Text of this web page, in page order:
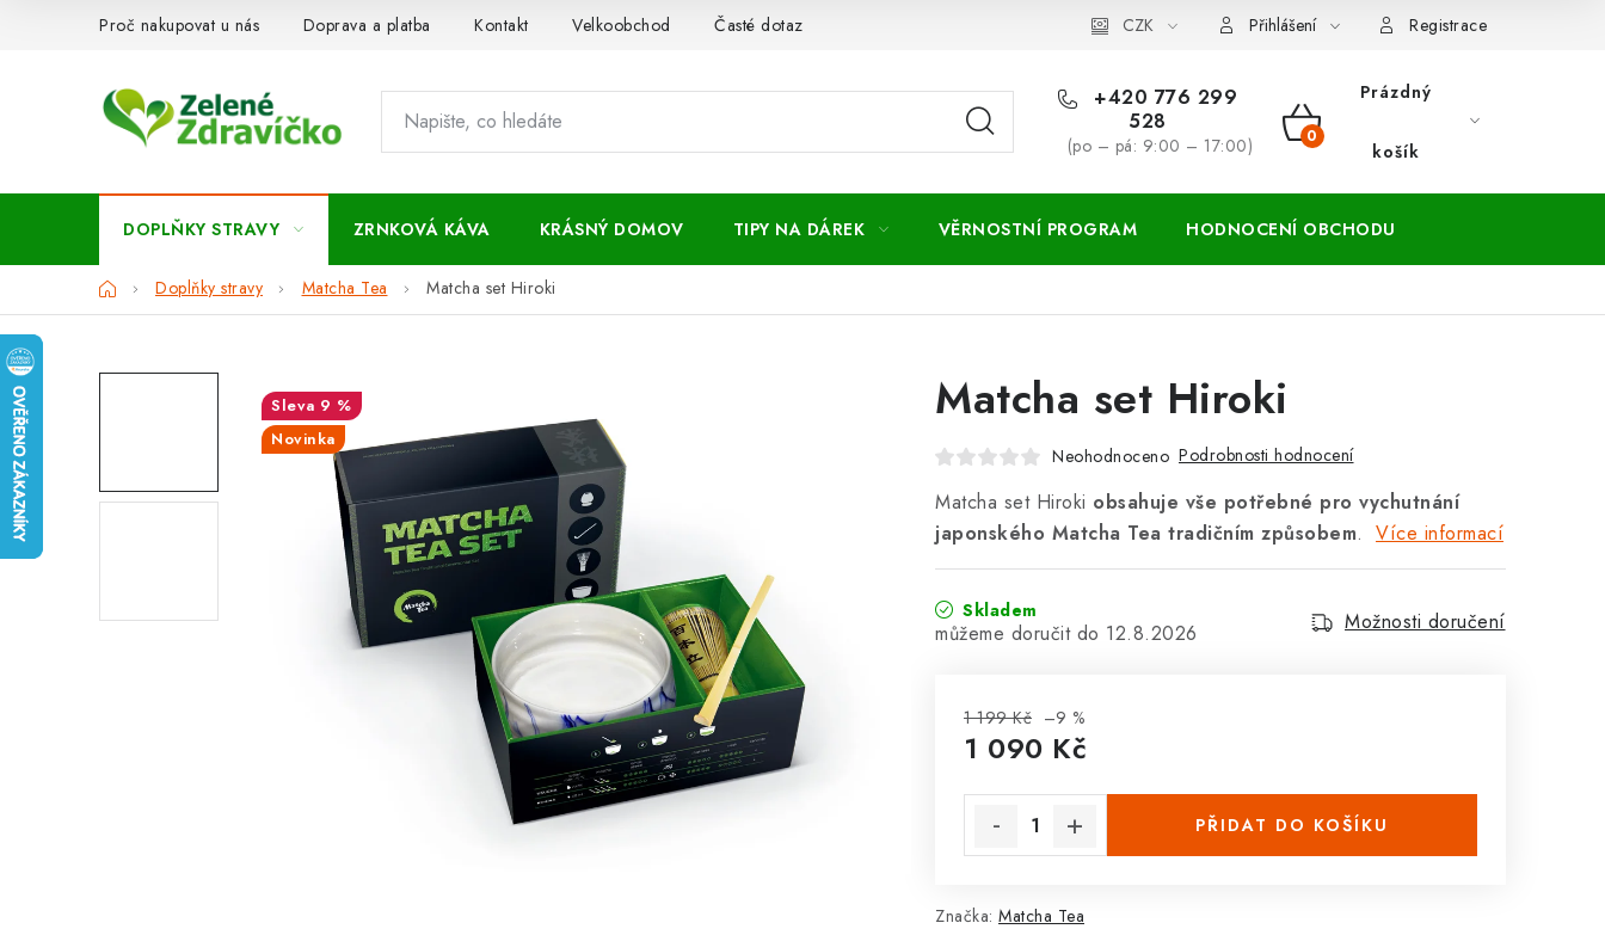
Proč nakupovat u nás Doprava a platba Kontakt Velkoobchod Časté dotazy Vrácení zboží a reklamace
CZK Přihlášení Registrace
+420 776 299
528
(po – pá: 9:00 – 17:00)
NÁKUPNÍ
Prázdný
košík
DOPLŇKY STRAVY ZRNKOVÁ KÁVA KRÁSNÝ DOMOV TIPY NA DÁREK VĚRNOSTNÍ PROGRAM HODNOCENÍ OBCHODU
DomůDoplňky stravy Matcha Tea Matcha set Hiroki
Matcha set Hiroki
Neohodnoceno Podrobnosti hodnocení
Matcha set Hiroki obsahuje vše potřebné pro vychutnání
japonského Matcha Tea tradičním způsobem. Více informací
Skladem
12.8.2026 Možnosti doručení
1 199 Kč –9 %
1 090 Kč
PŘIDAT DO KOŠÍKU
Značka: Matcha Tea
9 %
Novinka